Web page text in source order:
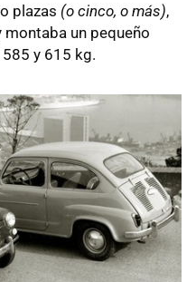
plazas (o cinco, o más),
montaba un pequeño
y 615 kg.